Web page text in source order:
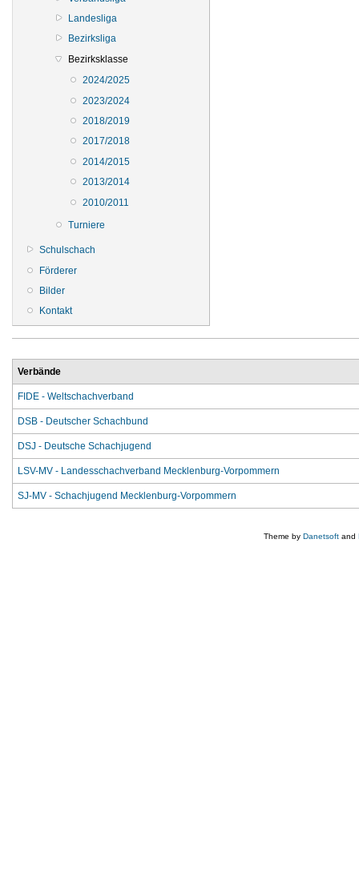
Landesliga
Bezirksliga
Bezirksklasse
2024/2025
2023/2024
2018/2019
2017/2018
2014/2015
2013/2014
2010/2011
Turniere
Schulschach
Förderer
Bilder
Kontakt
Verbände
FIDE - Weltschachverband
DSB - Deutscher Schachbund
DSJ - Deutsche Schachjugend
LSV-MV - Landesschachverband Mecklenburg-Vorpommern
SJ-MV - Schachjugend Mecklenburg-Vorpommern
Theme by Danetsoft and